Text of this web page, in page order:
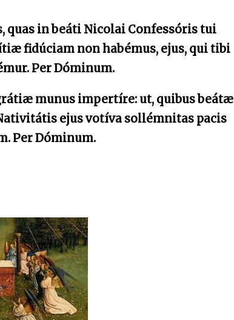
quas in beáti Nicolai Confessóris tui
fidúciam non habémus, ejus, qui tibi
Per Dóminum.
munus impertíre: ut, quibus beátæ
ejus votíva sollémnitas pacis
Per Dóminum.